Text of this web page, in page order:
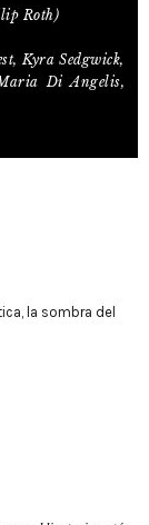
Roth)
Kyra Sedgwick,
Di Angelis,
, la sombra del